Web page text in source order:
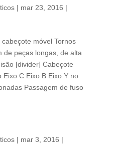
| mar 23, 2016 |
móvel Tornos
de peças longas, de alta
[divider] Cabeçote
C Eixo B Eixo Y no
Passagem de fuso
| mar 3, 2016 |